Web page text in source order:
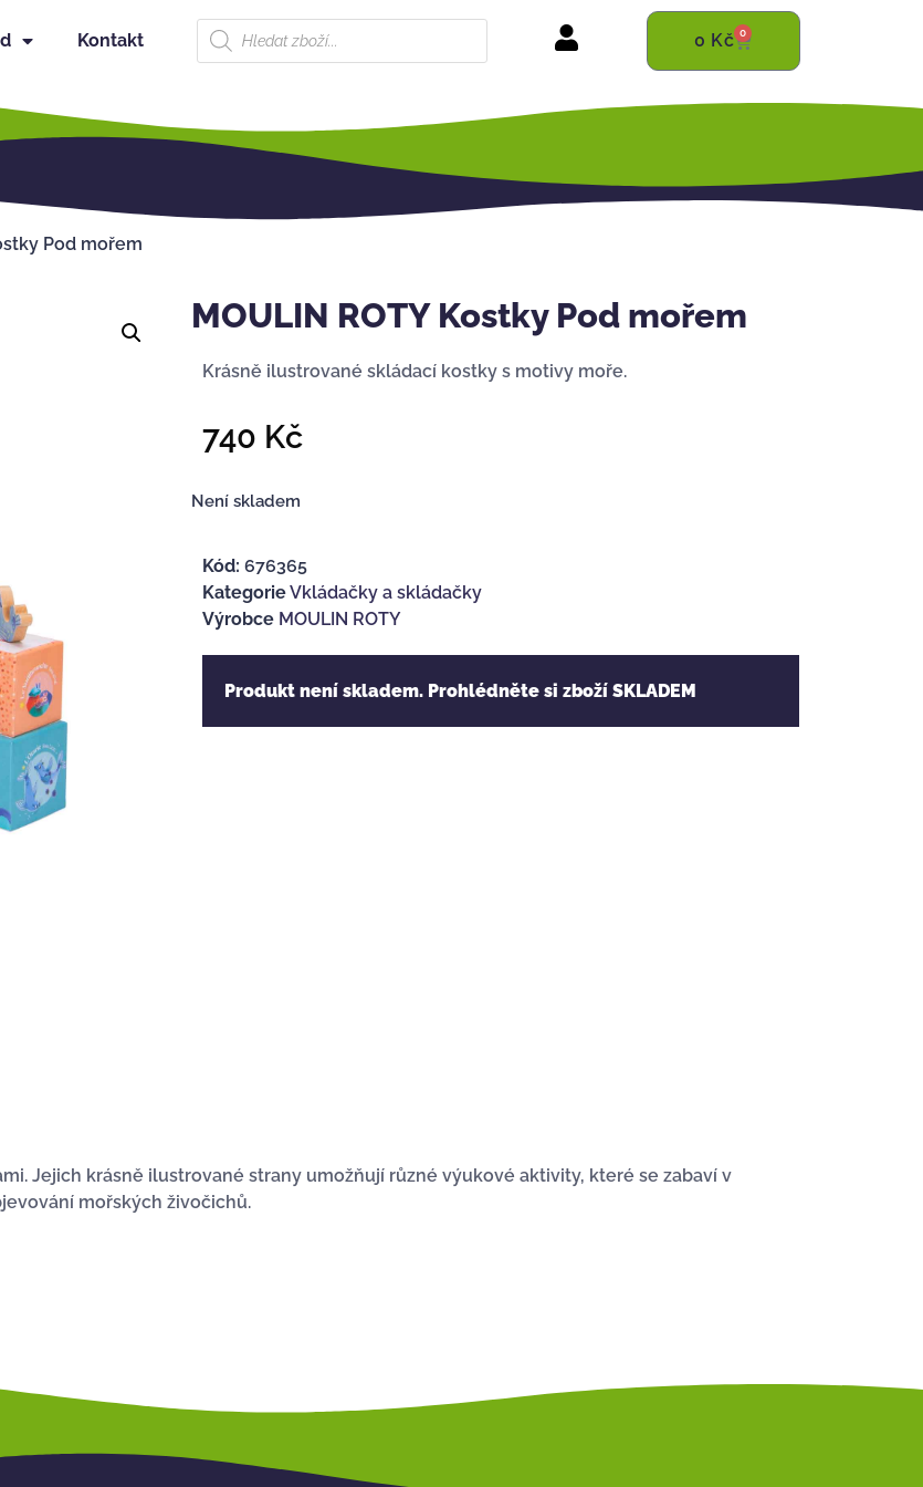
Kontakt 0 Kč 0
Pod mořem
MOULIN ROTY Kostky Pod mořem
Krásně ilustrované skládací kostky s motivy moře.
740 Kč
Není skladem
Kód: 676365
KategorieVkládačky a skládačky
Výrobce MOULIN ROTY
Produkt není skladem. Prohlédněte si zboží SKLADEM
Jejich krásně ilustrované strany umožňují různé výukové aktivity, které se zabaví v
mořských živočichů.